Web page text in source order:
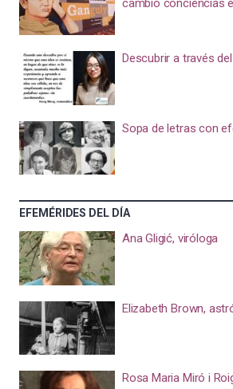
cambió conciencias
Descubrir a través
Sopa de letras con
EFEMÉRIDES DEL DÍA
Ana Gligić, viróloga
Elizabeth Brown,
Rosa Maria Miró i